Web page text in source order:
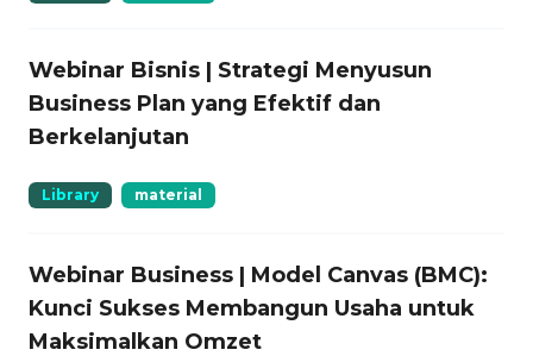
Webinar Bisnis | Strategi Menyusun
Business Plan yang Efektif dan
Berkelanjutan
Library material
Webinar Business | Model Canvas (BMC):
Kunci Sukses Membangun Usaha untuk
Maksimalkan Omzet